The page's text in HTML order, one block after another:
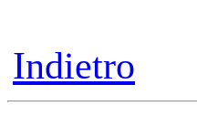
Indietro